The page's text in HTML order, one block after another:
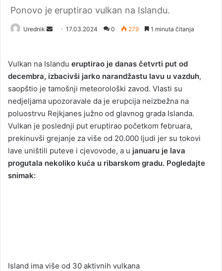
Ponovo je eruptirao vulkan na Islandu.
Urednik
d
a
n
e
m
a
i
l
17.03.2024 0 279 1 minuta čitanja
Vulkan na Islandu eruptirao je danas četvrti put od
decembra, izbacivši jarko narandžastu lavu u vazduh,
saopštio je tamošnji meteorološki zavod. Vlasti su
nedjeljama upozoravale da je erupcija neizbežna na
poluostrvu Rejkjanes južno od glavnog grada Islanda.
Vulkan je poslednji put eruptirao početkom februara,
prekinuvši grejanje za više od 20.000 ljudi jer su tokovi
lave uništili puteve i cjevovode, a u januaru je lava
progutala nekoliko kuća u ribarskom gradu. Pogledajte
snimak:
Island ima više od 30 aktivnih vulkana